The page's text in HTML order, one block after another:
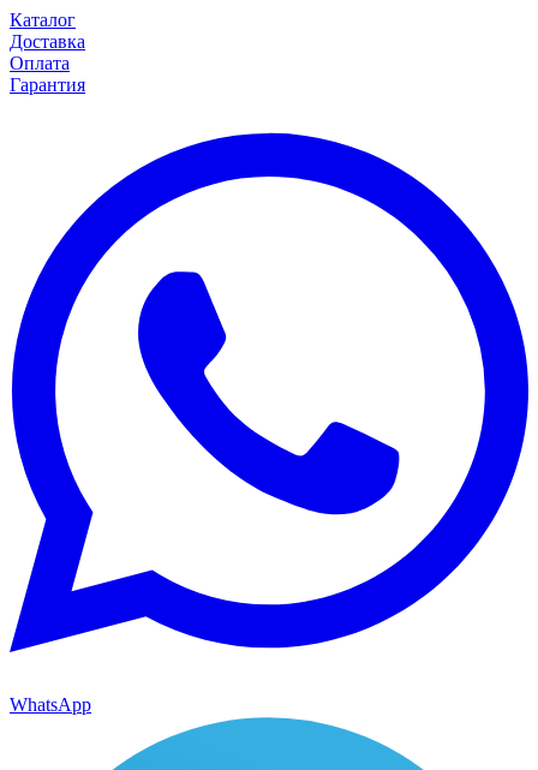
Каталог
Доставка
Оплата
Гарантия
WhatsApp